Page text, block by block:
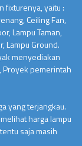
fixturenya, yaitu :
Ceiling Fan,
Lampu Taman,
Lampu Ground.
menyediakan
Proyek pemerintah
yang terjangkau.
harga lampu
saja masih